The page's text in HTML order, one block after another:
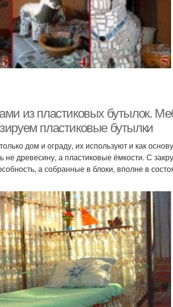
из пластиковых бутылок.
пластиковые бутылки
дом и ограду, их используют и как
не древесину, а пластиковые ёмкости. С
а собранные в блоки, вполне в